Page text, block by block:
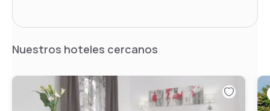
Nuestros hoteles cercanos